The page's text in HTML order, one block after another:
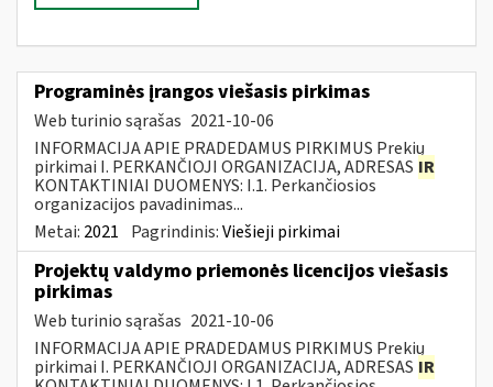
Programinės įrangos viešasis pirkimas
Web turinio sąrašas 2021-10-06
INFORMACIJA APIE PRADEDAMUS PIRKIMUS Prekių
pirkimai I. PERKANČIOJI ORGANIZACIJA, ADRESAS IR
KONTAKTINIAI DUOMENYS: I.1. Perkančiosios
organizacijos pavadinimas...
Metai: 2021 Pagrindinis:Viešieji pirkimai
Projektų valdymo priemonės licencijos viešasis
pirkimas
Web turinio sąrašas 2021-10-06
INFORMACIJA APIE PRADEDAMUS PIRKIMUS Prekių
pirkimai I. PERKANČIOJI ORGANIZACIJA, ADRESAS IR